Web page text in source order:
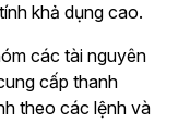
khả dụng cao.
các tài nguyên
cấp thanh
theo các lệnh và